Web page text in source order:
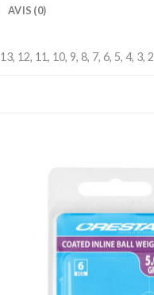
AVIS (0)
13, 12, 11, 10, 9, 8, 7, 6, 5, 4, 3, 2